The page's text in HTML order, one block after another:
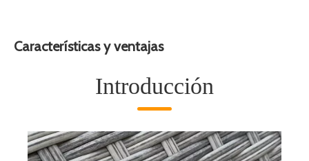
Características y ventajas
Introducción